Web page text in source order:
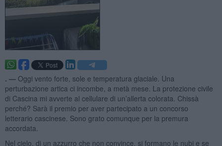
. — Oggi vento forte, sole e temperatura glaciale. Una
perturbazione artica ci incombe, a metà mese. La protezione civile
di Cascina mi avverte al cellulare di un’allerta colorata. Chissà
perché? Sarà il premio per aver partecipato a un concorso
letterario cascinese. Sono grato comunque per la premura
accordata.
Nel cielo, di un azzurro che non convince, si formano le nubi e se